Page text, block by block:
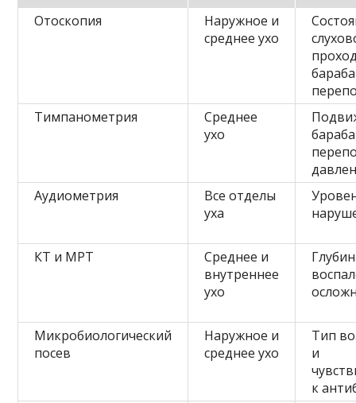
Отоскопия
Наружное и
среднее ухо
Тимпанометрия
Среднее
ухо
Аудиометрия
Все отделы
уха
КТ и МРТ
Среднее и
внутреннее
ухо
Микробиологический
посев
Наружное и
среднее ухо
Тип
и
к